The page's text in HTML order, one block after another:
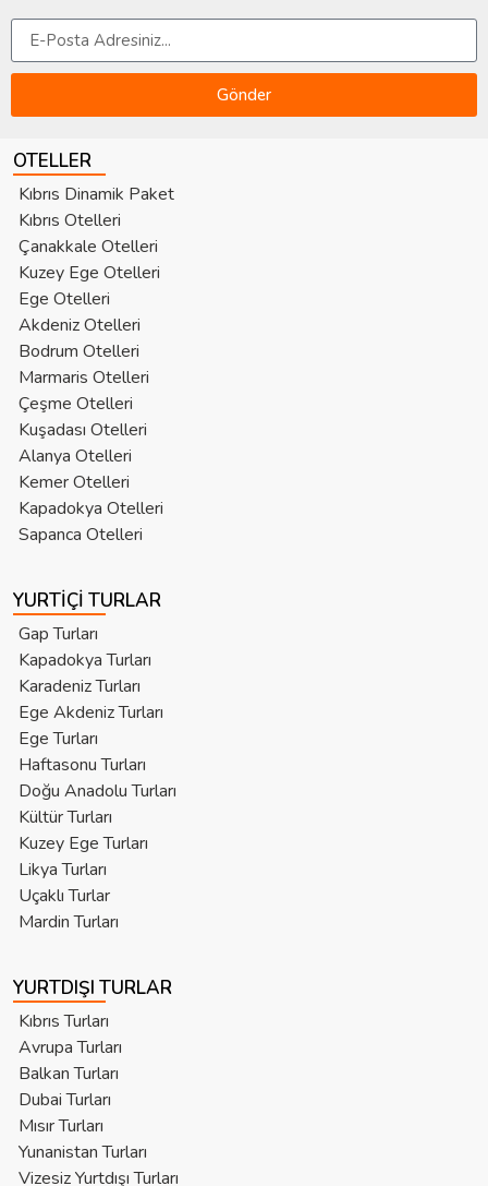
Gönder
OTELLER
Kıbrıs Dinamik Paket
Kıbrıs Otelleri
Çanakkale Otelleri
Kuzey Ege Otelleri
Ege Otelleri
Akdeniz Otelleri
Bodrum Otelleri
Marmaris Otelleri
Çeşme Otelleri
Kuşadası Otelleri
Alanya Otelleri
Kemer Otelleri
Kapadokya Otelleri
Sapanca Otelleri
YURTIÇI TURLAR
Gap Turları
Kapadokya Turları
Karadeniz Turları
Ege Akdeniz Turları
Ege Turları
Haftasonu Turları
Doğu Anadolu Turları
Kültür Turları
Kuzey Ege Turları
Likya Turları
Uçaklı Turlar
Mardin Turları
YURTDIŞI TURLAR
Kıbrıs Turları
Avrupa Turları
Balkan Turları
Dubai Turları
Mısır Turları
Yunanistan Turları
Vizesiz Yurtdışı Turları